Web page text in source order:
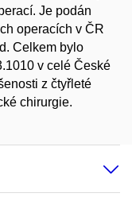
Je podán
operacích v ČR
Celkem bylo
v celé České
z čtyřleté
chirurgie.